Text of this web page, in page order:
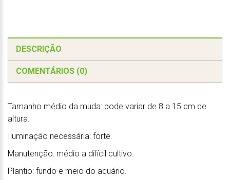
DESCRIÇÃO
COMENTÁRIOS (0)
Tamanho médio da muda: pode variar de 8 a 15 cm de
altura.
Iluminação necessária: forte.
Manutenção: médio a difícil cultivo.
Plantio: fundo e meio do aquário.